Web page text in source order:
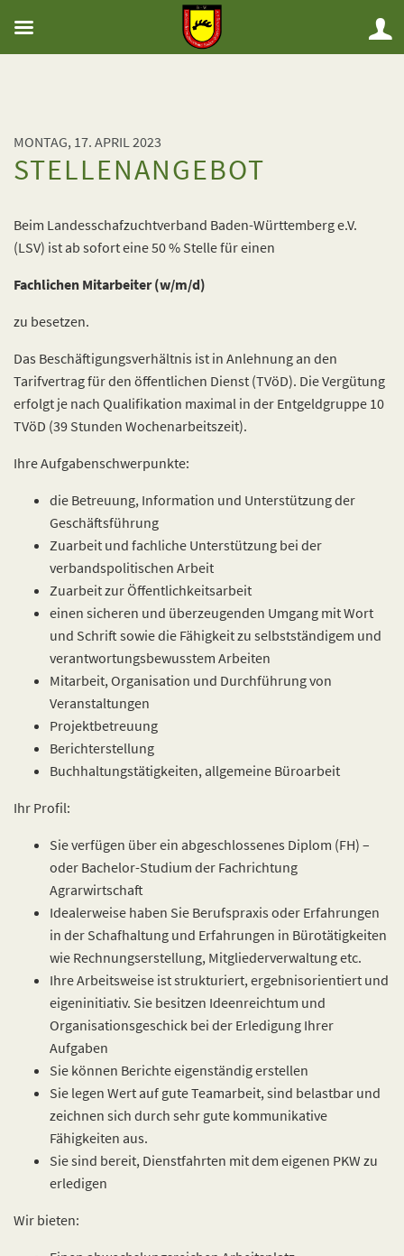
MONTAG, 17. APRIL 2023
STELLENANGEBOT
Beim Landesschafzuchtverband Baden-Württemberg e.V.
(LSV) ist ab sofort eine 50 % Stelle für einen
Fachlichen Mitarbeiter (w/m/d)
zu besetzen.
Das Beschäftigungsverhältnis ist in Anlehnung an den
Tarifvertrag für den öffentlichen Dienst (TVöD). Die Vergütung
erfolgt je nach Qualifikation maximal in der Entgeldgruppe 10
TVöD (39 Stunden Wochenarbeitszeit).
Ihre Aufgabenschwerpunkte:
die Betreuung, Information und Unterstützung der
Geschäftsführung
Zuarbeit und fachliche Unterstützung bei der
verbandspolitischen Arbeit
Zuarbeit zur Öffentlichkeitsarbeit
einen sicheren und überzeugenden Umgang mit Wort
und Schrift sowie die Fähigkeit zu selbstständigem und
verantwortungsbewusstem Arbeiten
Mitarbeit, Organisation und Durchführung von
Veranstaltungen
Projektbetreuung
Berichterstellung
Buchhaltungstätigkeiten, allgemeine Büroarbeit
Ihr Profil:
Sie verfügen über ein abgeschlossenes Diplom (FH) –
oder Bachelor-Studium der Fachrichtung
Agrarwirtschaft
Idealerweise haben Sie Berufspraxis oder Erfahrungen
in der Schafhaltung und Erfahrungen in Bürotätigkeiten
wie Rechnungserstellung, Mitgliederverwaltung etc.
Ihre Arbeitsweise ist strukturiert, ergebnisorientiert und
eigeninitiativ. Sie besitzen Ideenreichtum und
Organisationsgeschick bei der Erledigung Ihrer
Aufgaben
Sie können Berichte eigenständig erstellen
Sie legen Wert auf gute Teamarbeit, sind belastbar und
zeichnen sich durch sehr gute kommunikative
Fähigkeiten aus.
Sie sind bereit, Dienstfahrten mit dem eigenen PKW zu
erledigen
Wir bieten: